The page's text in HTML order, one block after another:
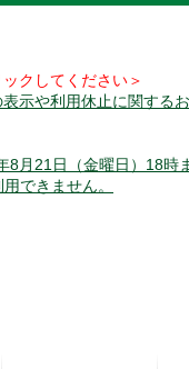
クしてください＞
示や利用休止に関する
8月21日（金曜日）18時
できません。